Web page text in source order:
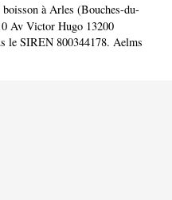
boisson à Arles (Bouches-du-
Av Victor Hugo 13200
le SIREN 800344178. Aelms